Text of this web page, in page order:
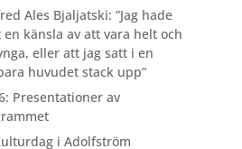
Ales Bjaljatski: ”Jag hade
känsla av att vara helt och
eller att jag satt i en
huvudet stack upp”
Presentationer av
i Adolfström